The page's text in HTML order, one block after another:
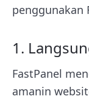
penggunakan
1.
FastPanel
amanin